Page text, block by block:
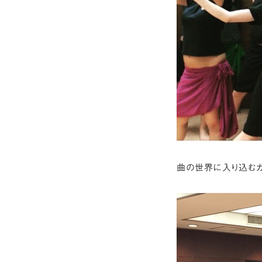
曲の世界に入り込む